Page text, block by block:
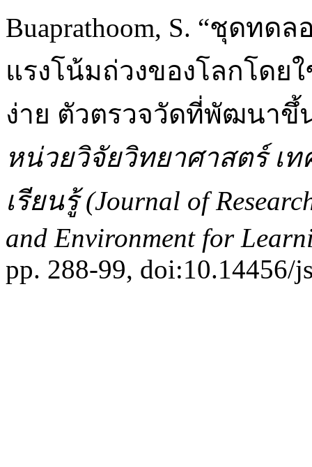
Buaprathoom, S. “ชุดทด
แรงโน้มถ่วงของโลกโดย
ง่าย ตัวตรวจวัดที่พัฒนาขึ้
หน่วยวิจัยวิทยาศาสตร์ เ
เรียนรู้ (Journal of
and Environment for
pp. 288-99, doi:10.14456/